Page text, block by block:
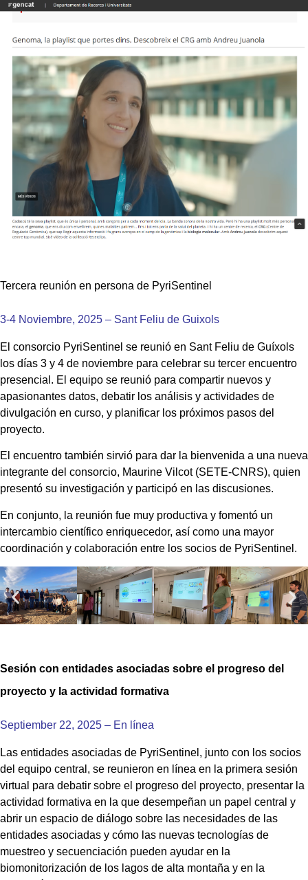
Tercera reunión en persona de PyriSentinel
3-4 Noviembre, 2025 – Sant Feliu de Guixols
El consorcio PyriSentinel se reunió en Sant Feliu de Guíxols
los días 3 y 4 de noviembre para celebrar su tercer encuentro
presencial. El equipo se reunió para compartir nuevos y
apasionantes datos, debatir los análisis y actividades de
divulgación en curso, y planificar los próximos pasos del
proyecto.
El encuentro también sirvió para dar la bienvenida a una nueva
integrante del consorcio, Maurine Vilcot (SETE-CNRS), quien
presentó su investigación y participó en las discusiones.
En conjunto, la reunión fue muy productiva y fomentó un
intercambio científico enriquecedor, así como una mayor
coordinación y colaboración entre los socios de PyriSentinel.
Sesión con entidades asociadas sobre el progreso del
proyecto y la actividad formativa
Septiember 22, 2025 – En línea
Las entidades asociadas de PyriSentinel, junto con los socios
del equipo central, se reunieron en línea en la primera sesión
virtual para debatir sobre el progreso del proyecto, presentar la
actividad formativa en la que desempeñan un papel central y
abrir un espacio de diálogo sobre las necesidades de las
entidades asociadas y cómo las nuevas tecnologías de
muestreo y secuenciación pueden ayudar en la
biomonitorización de los lagos de alta montaña y en la